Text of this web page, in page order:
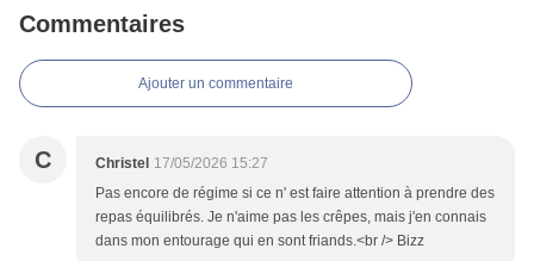
Commentaires
Ajouter un commentaire
C Christel 17/05/2026 15:27
Pas encore de régime si ce n' est faire attention à prendre des
repas équilibrés. Je n'aime pas les crêpes, mais j'en connais
dans mon entourage qui en sont friands.<br /> Bizz